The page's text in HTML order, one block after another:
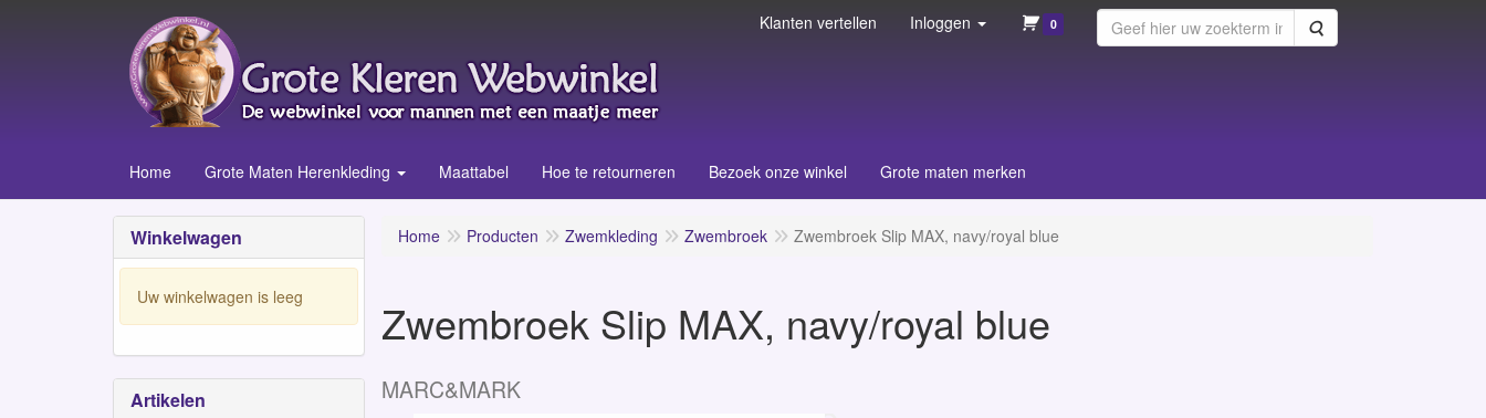
Klanten vertellen Inloggen 0 Zoeken
Home Grote Maten Herenkleding Maattabel Hoe te retourneren Bezoek onze winkel Grote maten merken
Winkelwagen
Uw winkelwagen is leeg
Artikelen
Home Producten Zwemkleding Zwembroek Zwembroek Slip MAX, navy/royal blue
Zwembroek Slip MAX, navy/royal blue
MARC&MARK